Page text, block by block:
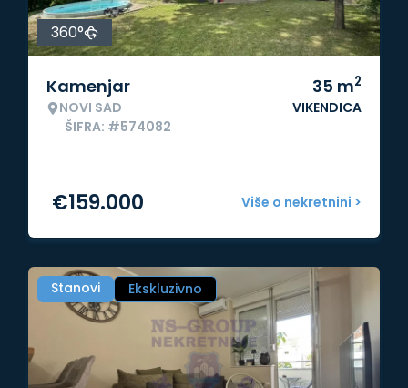
360°
Kamenjar
NOVI SAD
ŠIFRA: #574082
35 m2
VIKENDICA
Više o nekretnini >
€159.000
Stanovi Ekskluzivno